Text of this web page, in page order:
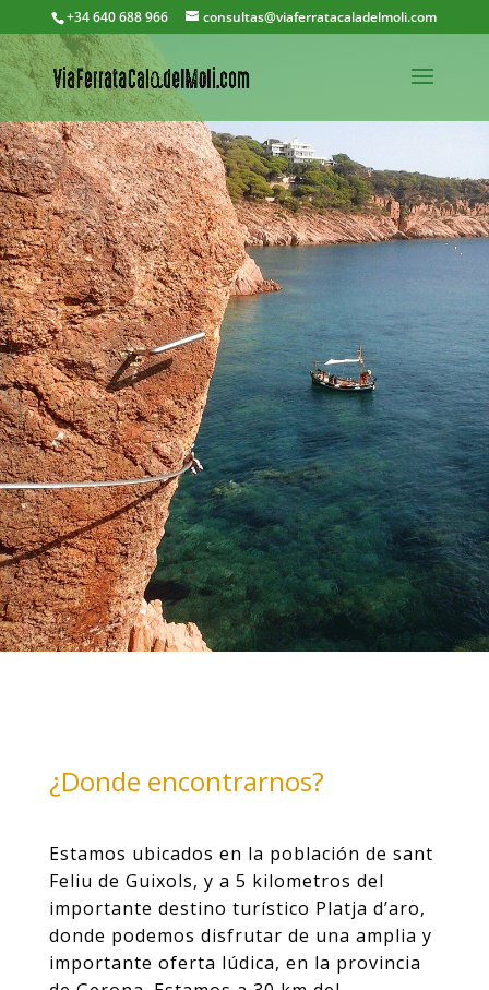
+34 640 688 966 consultas@viaferratacaladelmoli.com
¿Donde encontrarnos?
Estamos ubicados en la población de sant
Feliu de Guixols, y a 5 kilometros del
importante destino turístico Platja d’aro,
donde podemos disfrutar de una amplia y
importante oferta lúdica, en la provincia